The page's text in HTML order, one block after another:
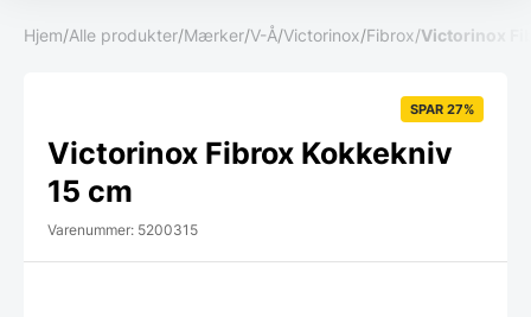
Hjem/Alle produkter/Mærker/V-Å/Victorinox/Fibrox/Victorinox
SPAR 27%
Victorinox Fibrox Kokkekniv
15 cm
Varenummer: 5200315